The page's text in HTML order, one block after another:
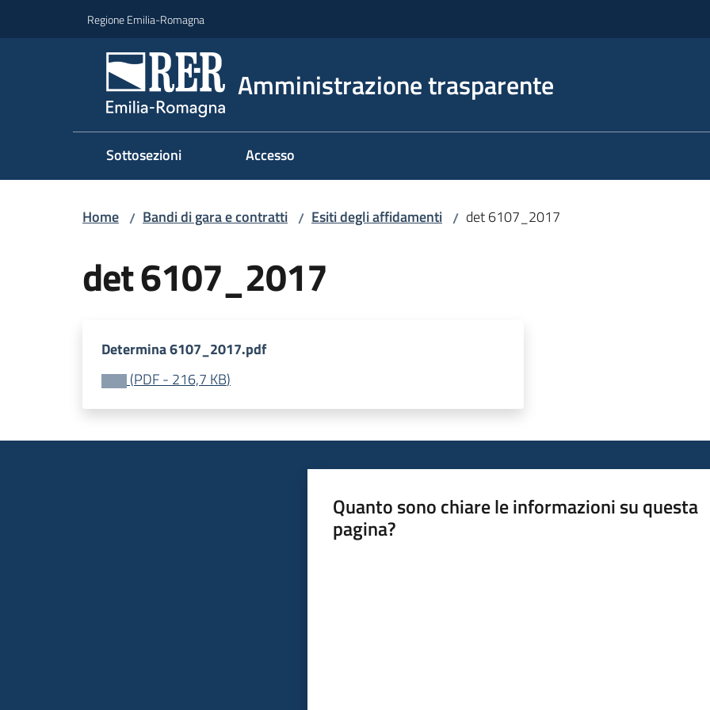
Regione Emilia-Romagna
Amministrazione trasparente
Sottosezioni Accesso
Home / Bandi di gara e contratti / Esiti degli affidamenti / det 6107_2017
det 6107_2017
Determina 6107_2017.pdf
(PDF- 216,7 KB)
Quanto sono chiare le informazioni su questa
pagina?